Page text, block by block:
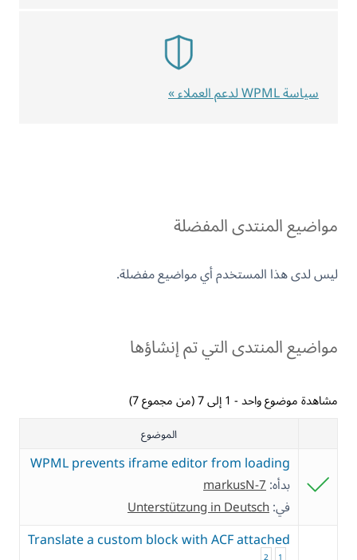
مواضيع المنتدى المفضلة
ليس لدى هذا المستخدم أي مواضيع مفضلة.
مواضيع المنتدى التي تم إنشاؤها
مشاهدة موضوع واحد - 1 إلى 7 (من مجموع 7)
الموضوع
WPML prevents iframe editor from loading
بدأه:markusN-7
في:Unterstützung in Deutsch
Translate a custom block with ACF attached
سياسة WPML لدعم العملاء »